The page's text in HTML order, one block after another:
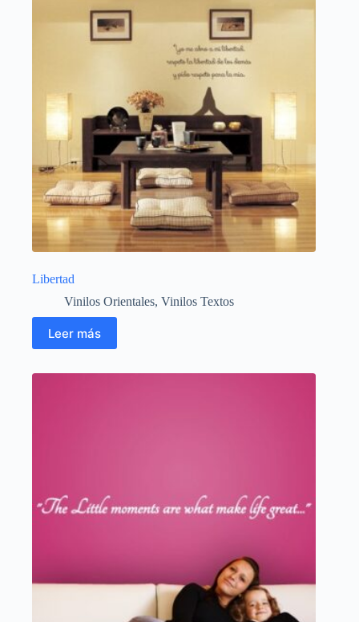
Libertad
Vinilos Orientales, Vinilos Textos
Leer más